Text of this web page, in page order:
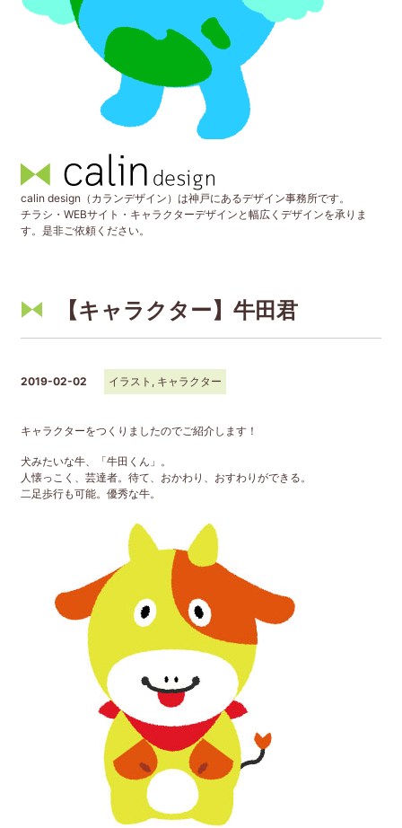
calin design（カランデザイン）は神戸にあるデザイン事務所です。
チラシ・WEBサイト・キャラクターデザインと幅広くデザインを承りま
す。是非ご依頼ください。
【キャラクター】牛田君
2019-02-02 イラスト , キャラクター
キャラクターをつくりましたのでご紹介します！
犬みたいな牛、「牛田くん」。
人懐っこく、芸達者。待て、おかわり、おすわりができる。
二足歩行も可能。優秀な牛。